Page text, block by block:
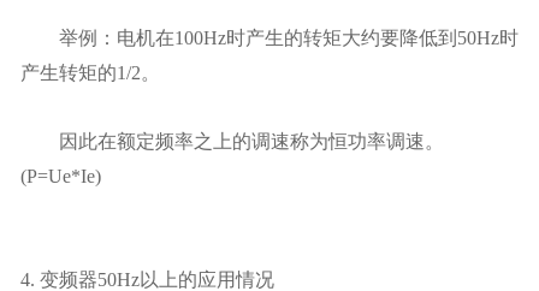
举例：电机在100Hz时产生的转矩大约要降低到50Hz时
产生转矩的1/2。
因此在额定频率之上的调速称为恒功率调速。
(P=Ue*Ie)
4. 变频器50Hz以上的应用情况